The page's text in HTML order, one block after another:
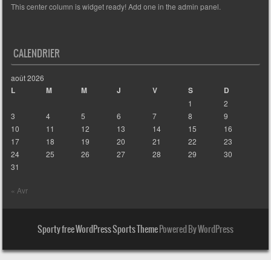
This center column is widget ready! Add one in the admin panel.
CALENDRIER
août 2026
L M M J V S D
1
2
3
4 5 6 7 8
9
10
11 12 13 14 15
16
17
18 19 20 21 22
23
24
25 26 27 28 29
30
31
« Avr
Sporty free WordPress Sports ThemePowered By WordPress